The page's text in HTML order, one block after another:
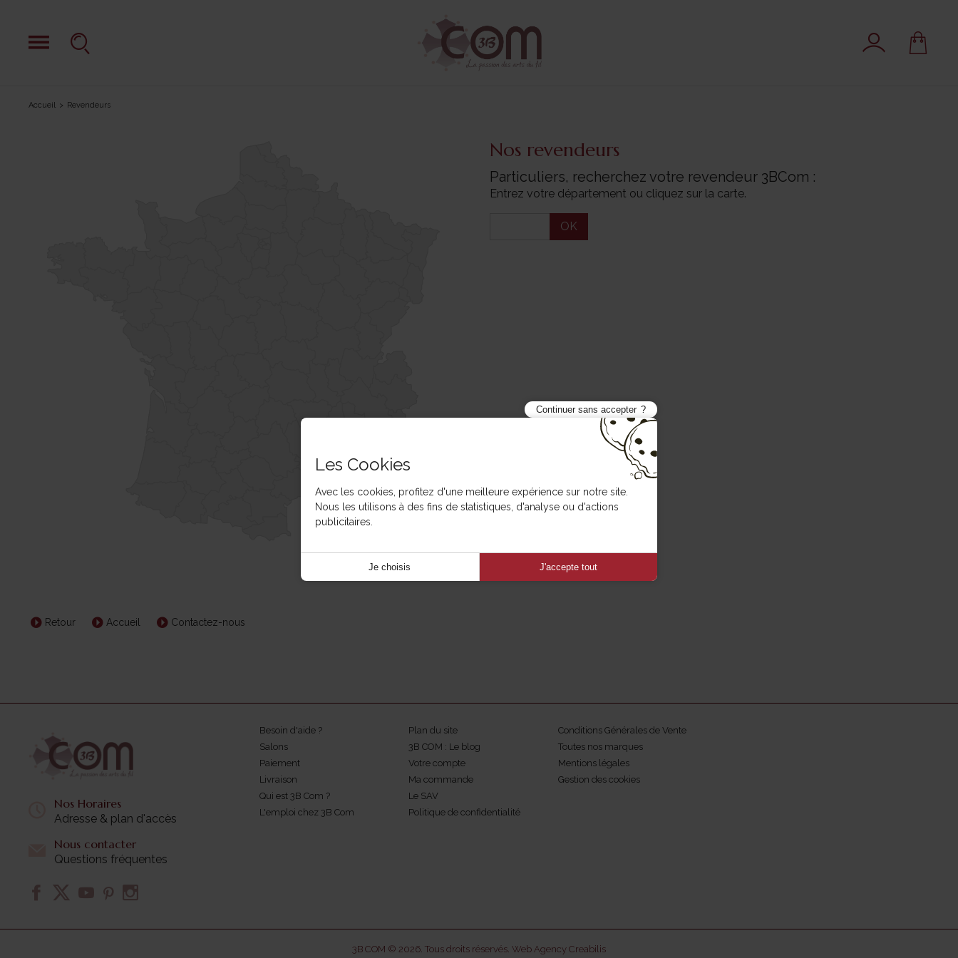
Accueil Revendeurs
Nos revendeurs
Particuliers, recherchez votre revendeur 3BCom :
Entrez votre département ou cliquez sur la carte.
OK
Retour Accueil Contactez-nous
Nos Horaires
Adresse & plan d'accès
Nous contacter
Questions fréquentes
Besoin d'aide ?
Salons
Paiement
Livraison
Qui est 3B Com ?
L'emploi chez 3B Com
Plan du site
3B COM : Le blog
Votre compte
Ma commande
Le SAV
Politique de confidentialité
Conditions Générales de Vente
Toutes nos marques
Mentions légales
Gestion des cookies
3B COM © 2026. Tous droits réservés. Web Agency Creabilis
Continuer sans accepter
Les Cookies
Avec les cookies, profitez d'une meilleure expérience sur notre site.
Nous les utilisons à des fins de statistiques, d'analyse ou d'actions
publicitaires.
Je choisis J'accepte tout